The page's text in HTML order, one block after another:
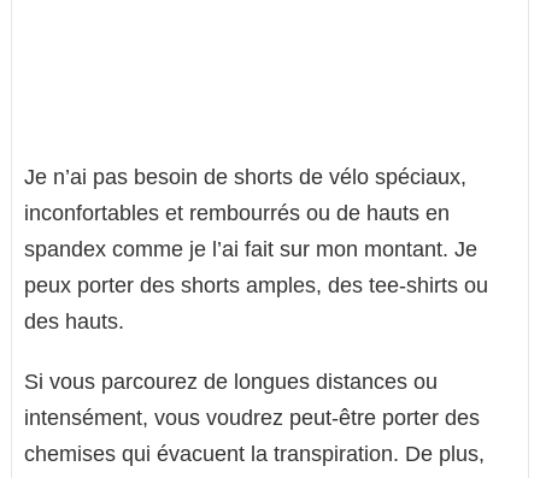
Je n’ai pas besoin de shorts de vélo spéciaux,
inconfortables et rembourrés ou de hauts en
spandex comme je l’ai fait sur mon montant. Je
peux porter des shorts amples, des tee-shirts ou
des hauts.
Si vous parcourez de longues distances ou
intensément, vous voudrez peut-être porter des
chemises qui évacuent la transpiration. De plus,